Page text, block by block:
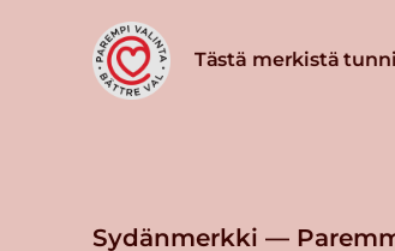
Tästä merkistä
Sydänmerkki —